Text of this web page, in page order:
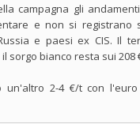
campagna gli
e non si registrano
e paesi ex CIS. Il
sorgo bianco resta sui
un'altro 2-4 €/t con